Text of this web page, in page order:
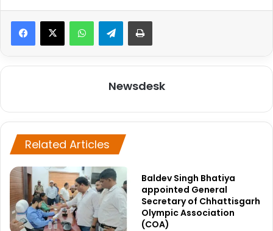
Telegram
Newsdesk
Related Articles
Baldev Singh Bhatiya
appointed General
Secretary of Chhattisgarh
Olympic Association
(COA)